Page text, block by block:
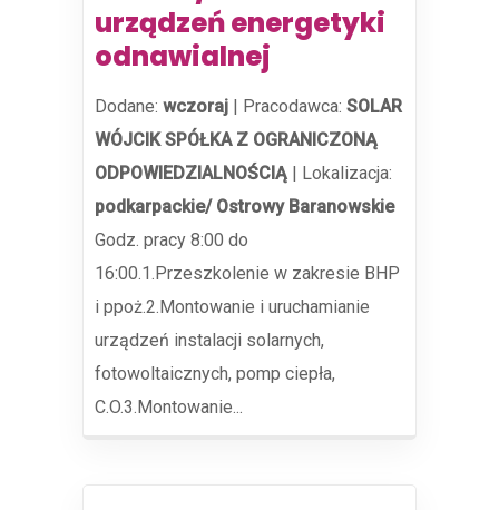
urządzeń energetyki
odnawialnej
Dodane: wczoraj | Pracodawca: SOLAR
WÓJCIK SPÓŁKA Z OGRANICZONĄ
ODPOWIEDZIALNOŚCIĄ | Lokalizacja:
podkarpackie/ Ostrowy Baranowskie
Godz. pracy 8:00 do
16:00.1.Przeszkolenie w zakresie BHP
i ppoż.2.Montowanie i uruchamianie
urządzeń instalacji solarnych,
fotowoltaicznych, pomp ciepła,
C.O.3.Montowanie...